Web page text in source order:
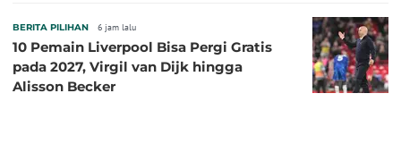
BERITA PILIHAN 6 jam lalu
10 Pemain Liverpool Bisa Pergi Gratis
pada 2027, Virgil van Dijk hingga
Alisson Becker